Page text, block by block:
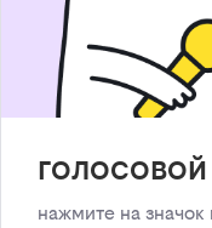
нажмите на